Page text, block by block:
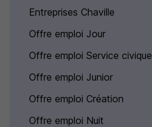
Entreprises Chaville
Offre emploi Jour
Offre emploi Service civique
Offre emploi Junior
Offre emploi Création
Offre emploi Nuit